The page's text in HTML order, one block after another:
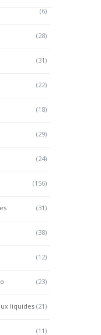
(6)
(28)
(31)
(22)
(18)
(29)
(24)
(156)
(31)
(38)
(12)
(23)
liquides (21)
(11)